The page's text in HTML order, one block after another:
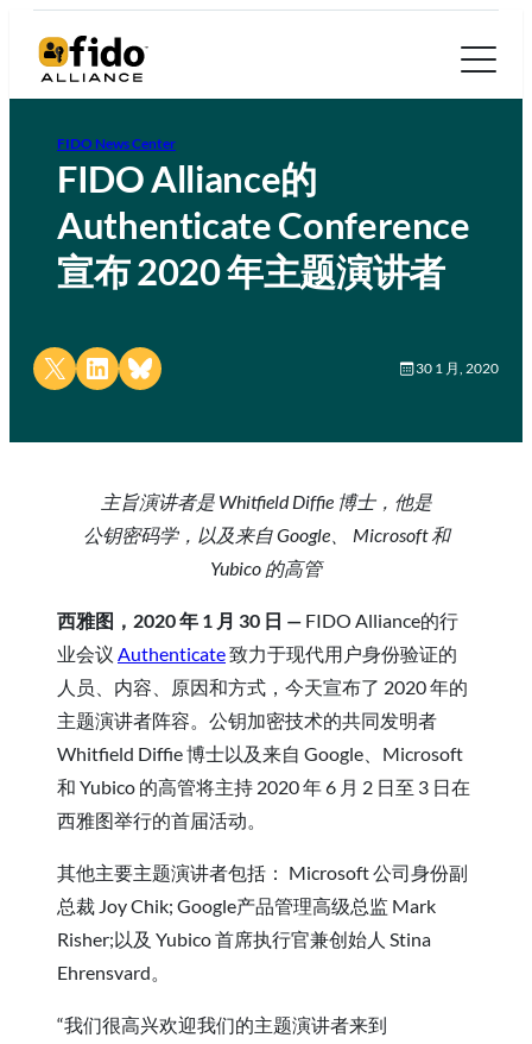
FIDO News Center
FIDO Alliance的
Authenticate Conference
宣布 2020 年主题演讲者
Share on X Share on LinkedIn
Share on Bluesky 30 1 月, 2020
主旨演讲者是 Whitfield Diffie 博士，他是
公钥密码学，以及来自 Google、 Microsoft 和
Yubico 的高管
西雅图，2020 年 1 月 30 日 — FIDO Alliance的行
业会议 Authenticate致力于现代用户身份验证的
人员、内容、原因和方式，今天宣布了 2020 年的
主题演讲者阵容。公钥加密技术的共同发明者
Whitfield Diffie 博士以及来自 Google、Microsoft
和 Yubico 的高管将主持 2020 年 6 月 2 日至 3 日在
西雅图举行的首届活动。
其他主要主题演讲者包括： Microsoft 公司身份副
总裁 Joy Chik; Google产品管理高级总监 Mark
Risher;以及 Yubico 首席执行官兼创始人 Stina
Ehrensvard。
“我们很高兴欢迎我们的主题演讲者来到